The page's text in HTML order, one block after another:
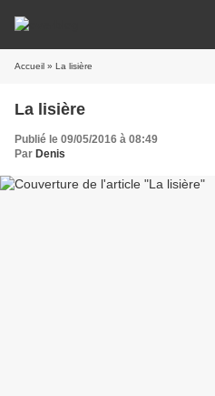
Accueil » La lisière
La lisière
Publié le 09/05/2016 à 08:49
Par Denis